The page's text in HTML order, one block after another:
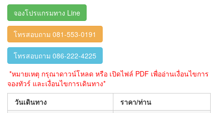
จองโปรแกรมทาง Line
โทรสอบถาม 081-553-0191
โทรสอบถาม 086-222-4225
*หมายเหตุ กรุณาดาวน์โหลด หรือ เปิดไฟล์ PDF เพื่ออ่านเงื่อนไขการ
จองทัวร์ และเงื่อนไขการเดินทาง*
วันเดินทาง
ราคา/ท่าน